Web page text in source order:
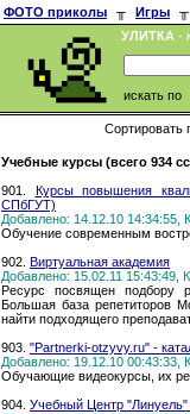
ФОТО приколы ╥ Игры
╥
УЛИТКА -
искать по
Сортировать
Учебные курсы (всего 934
901. Курсы повышения
СПбГУТ)
Добавлено: 14.12.10 14:34:55,
Обучение современным
902. Виртуальная академия
Добавлено: 15.02.11 15:43:49,
Ресурс посвящен подбору
Большая база репетиторов
найти подходящего
903. "Partnerki-otzyvy.ru" -
Добавлено: 19.12.10 00:43:33,
Обучающие видеокурсы, их
904. Учебный Центр